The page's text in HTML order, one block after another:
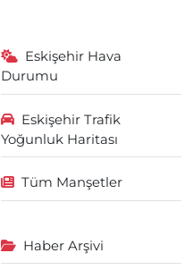
Eskişehir Hava
Durumu
Eskişehir Trafik
Yoğunluk Haritası
Tüm Manşetler
Haber Arşivi